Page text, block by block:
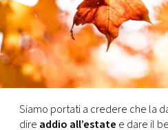
VIDEO
TV
PRINCIPATO
DI
MONACO
Siamo portati a credere che la
dire addio all’estate e dare il